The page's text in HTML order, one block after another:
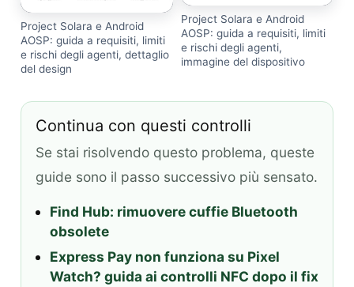
Project Solara e Android
AOSP: guida a requisiti, limiti
e rischi degli agenti, dettaglio
del design
Project Solara e Android
AOSP: guida a requisiti, limiti
e rischi degli agenti,
immagine del dispositivo
Continua con questi controlli
Se stai risolvendo questo problema, queste
guide sono il passo successivo più sensato.
Find Hub: rimuovere cuffie Bluetooth
obsolete
Express Pay non funziona su Pixel
Watch? guida ai controlli NFC dopo il fix